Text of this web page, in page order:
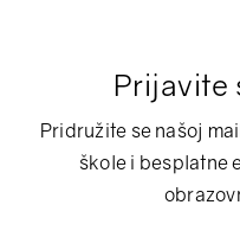
Prijavite
Pridružite se našoj
škole i besplatne